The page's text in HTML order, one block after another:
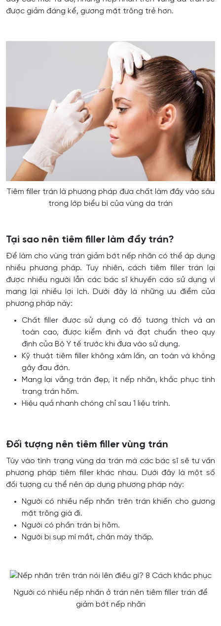
được giảm đáng kể, gương mặt trông trẻ hơn.
Tiêm filler trán là phương pháp đưa chất làm đầy vào sâu
trong lớp biểu bì của vùng da trán
Tại sao nên tiêm filler làm đầy trán?
Để làm cho vùng trán giảm bớt nếp nhăn có thể áp dụng
nhiều phương pháp. Tuy nhiên, cách tiêm filler trán lại
được nhiều người lẫn các bác sĩ khuyến cáo sử dụng vì
mang lại nhiều lợi ích. Dưới đây là những ưu điểm của
phương pháp này:
Chất filler được sử dụng có độ tương thích và an
toàn cao, được kiểm định và đạt chuẩn theo quy
định của Bộ Y tế trước khi đưa vào sử dụng.
Kỹ thuật tiêm filler không xâm lấn, an toàn và không
gây đau đớn.
Mang lại vầng trán đẹp, ít nếp nhăn, khắc phục tình
trạng trán hõm.
Hiệu quả nhanh chóng chỉ sau 1 liệu trình.
Đối tượng nên tiêm filler vùng trán
Tùy vào tình trạng vùng da trán mà các bác sĩ sẽ tư vấn
phương pháp tiêm filler khác nhau. Dưới đây là một số
đối tượng cụ thể nên áp dụng phương pháp này:
Người có nhiều nếp nhăn trên trán khiến cho gương
mặt trông già đi.
Người có phần trán bị hõm.
Người bị sụp mí mắt, chân mày thấp.
Người có nhiều nếp nhăn ở trán nên tiêm filler trán để
giảm bớt nếp nhăn